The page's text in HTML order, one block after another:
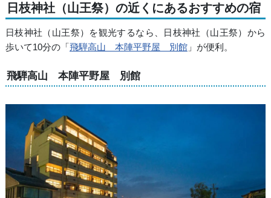
日枝神社（山王祭）の近くにあるおすすめの宿
日枝神社（山王祭）を観光するなら、日枝神社（山王祭）から
歩いて10分の「飛騨高山 本陣平野屋 別館」が便利。
飛騨高山 本陣平野屋 別館